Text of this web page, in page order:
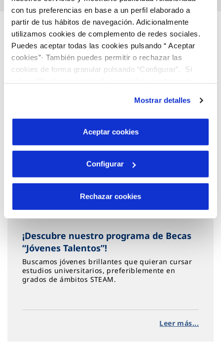
con tus preferencias en base a un perfil elaborado a
partir de tus hábitos de navegación. Adicionalmente
utilizamos cookies de complemento de redes sociales.
Puedes aceptar todas las cookies pulsando “ Aceptar
cookies”· También puedes permitir o rechazar las
cookies de forma granular pulsando “Configurar”. Si
son indispensables para que el sitio web funcione y que
por tanto no se pueden desactivar. Puedes consultar
más información en nuestraPolítica de Cookies
Mostrar detalles
Aceptar cookies
Configurar
Rechazar cookies
Descubre más…
¡Descubre nuestro programa de Becas
“Jóvenes Talentos”!
Buscamos jóvenes brillantes que quieran cursar
estudios universitarios, preferiblemente en
grados de ámbitos STEAM.
Leer más...